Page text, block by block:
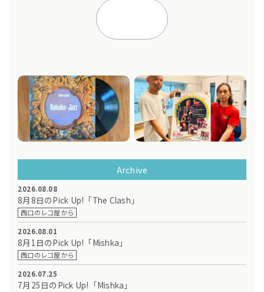
Archive
2026.08.08
8月8日のPick Up!「The Clash」
西口のレコ屋から
2026.08.01
8月1日のPick Up!「Mishka」
西口のレコ屋から
2026.07.25
7月25日のPick Up!「Mishka」